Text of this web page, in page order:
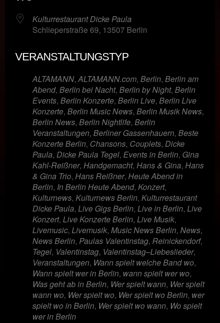
Kulturrestaurant Dicke Paula
Schlieperstraße 69, 13507 Berlin
VERANSTALTUNGSTYP
ALTAMANN,ALTAMANN.com, Berlin, Berlin am
Abend, Berlin bei Nacht, Berlin by Night, Berlin
Events, Berlin Konzerte, Berlin Live, Berlin Live
Konzerte, Berlin Music News, Berlin Musik News,
Berlin News, Berlin Nightlife, Berlin
Veranstaltungen, Berliner Gassenhauern, Beste
Konzerte Berlin, Chansons, Couplets, Dicke
Paula, Dicke Paula Tegel, Events in Berlin, Gina
Kahl-Reißner, Handgemacht, Hans & Gina, Hans
& Gina Trio, Hans Reißner, Heute Abend in
Berlin, In Berlin Heute Abend, Konzert,
Kulturnews, Kulturnews Berlin, Kulturrestaurant
Dicke Paula, Live Gigs Berlin, Live in Berlin, Live
Konzert, Live Konzerte Berlin, Live Musik,
Livemusic, Livemusik, Music News Berlin, News,
News Berlin, Paulas Valentinstag, Reinickendorf,
Tegel, Valentinstag, Valentinstag–Liebeslieder,
Veranstaltungen, Wann spielt welche Band wo,
Wann spielt wer in Berlin, wann spielt wer wo,
Was geht ab in Berlin, Wer spielt wann, Wer spielt
wann wo, Wer spielt wo, Wer spielt wo Berlin, wer
spielt wo in Berlin, Wer spielt wo wann, Wo spielt
wer in Berlin